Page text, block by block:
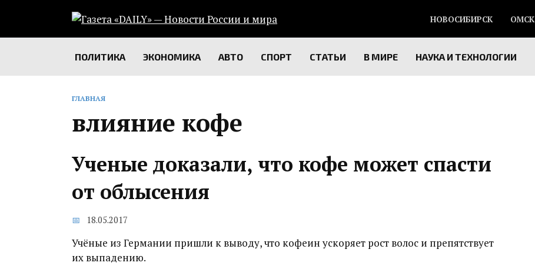
содержанию
НОВОСИБИРСК ОМСК
ПОЛИТИКА ЭКОНОМИКА АВТО СПОРТ СТАТЬИ В МИРЕ НАУКА И ТЕХНОЛОГИИ
ГЛАВНАЯ
влияние кофе
Ученые доказали, что кофе может спасти
от облысения
18.05.2017
Учёные из Германии пришли к выводу, что кофеин ускоряет рост волос и препятствует
их выпадению.